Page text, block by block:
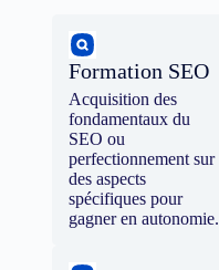
Formation SEO
Acquisition des
fondamentaux du
SEO ou
perfectionnement sur
des aspects
spécifiques pour
gagner en autonomie.